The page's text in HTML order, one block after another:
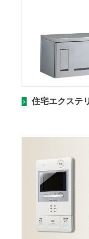
住宅エクステ